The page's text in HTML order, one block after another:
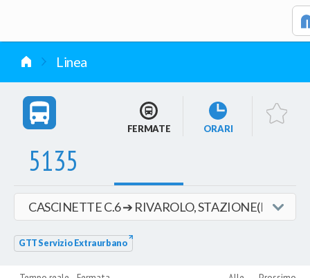
Linea
5135
FERMATE ORARI
GTT Servizio Extraurbano